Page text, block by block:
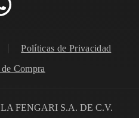
Políticas de Privacidad
Compra
FENGARI S.A. DE C.V.